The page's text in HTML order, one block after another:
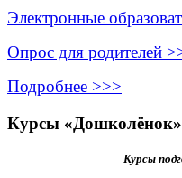
Электронные
Опрос для родителей
Подробнее >>>
Курсы «Дошколёнок»
Курсы